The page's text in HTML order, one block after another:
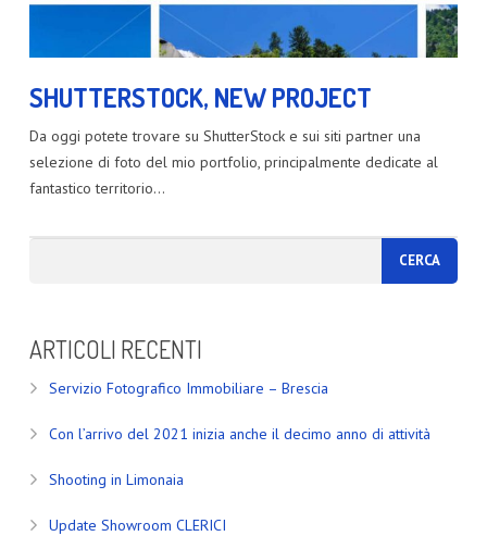
SHUTTERSTOCK, NEW PROJECT
Da oggi potete trovare su ShutterStock e sui siti partner una
selezione di foto del mio portfolio, principalmente dedicate al
fantastico territorio…
ARTICOLI RECENTI
Servizio Fotografico Immobiliare – Brescia
Con l’arrivo del 2021 inizia anche il decimo anno di attività
Shooting in Limonaia
Update Showroom CLERICI